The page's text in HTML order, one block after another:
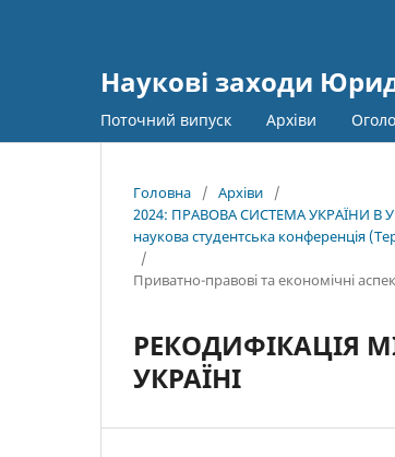
Наукові заходи
Поточний випуск Архіви
Головна / Архіви
/
2024: ПРАВОВА СИСТЕМА УКРАЇНИ В
наукова студентська конференція
/
Приватно-правові та економічні
РЕКОДИФІКАЦІЯ
УКРАЇНІ